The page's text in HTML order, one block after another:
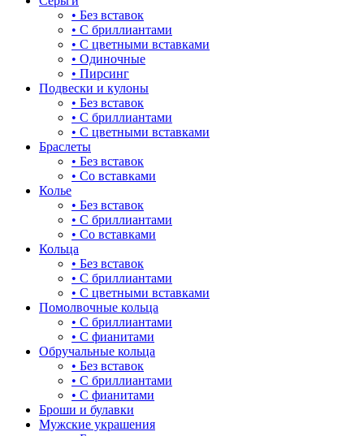
• Без вставок
• С бриллиантами
• С цветными вставками
• Одиночные
• Пирсинг
Подвески и кулоны
• Без вставок
• С бриллиантами
• С цветными вставками
Браслеты
• Без вставок
• Со вставками
Колье
• Без вставок
• С бриллиантами
• Со вставками
Кольца
• Без вставок
• С бриллиантами
• С цветными вставками
Помолвочные кольца
• С бриллиантами
• С фианитами
Обручальные кольца
• Без вставок
• С бриллиантами
• С фианитами
Броши и булавки
Мужские украшения